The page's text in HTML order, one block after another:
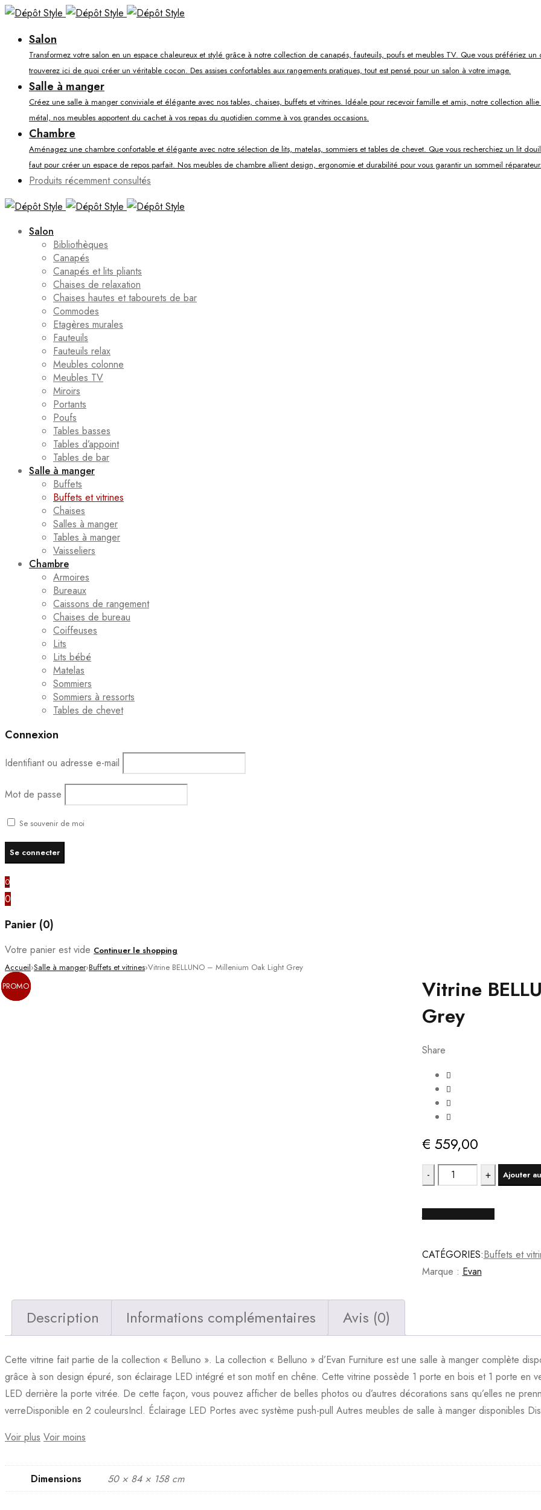
Salon
Transformez votre salon en un espace chaleureux et stylé grâce à notre collection de canapés, fauteuils, poufs et meubles TV. Que vous préfériez
trouverez ici de quoi créer un véritable cocon. Des assises confortables aux rangements pratiques, tout est pensé pour un salon à votre image.
Salle à manger
Créez une salle à manger conviviale et élégante avec nos tables, chaises, buffets et vitrines. Idéale pour recevoir famille et amis, notre collection
métal, nos meubles apportent du cachet à vos repas du quotidien comme à vos grandes occasions.
Chambre
Aménagez une chambre confortable et élégante avec notre sélection de lits, matelas, sommiers et tables de chevet. Que vous recherchiez un lit
faut pour créer un espace de repos parfait. Nos meubles de chambre allient design, ergonomie et durabilité pour vous garantir un sommeil réparateur.
Produits récemment consultés
Salon
Bibliothèques
Canapés
Canapés et lits pliants
Chaises de relaxation
Chaises hautes et tabourets de bar
Commodes
Etagères murales
Fauteuils
Fauteuils relax
Meubles colonne
Meubles TV
Miroirs
Portants
Poufs
Tables basses
Tables d’appoint
Tables de bar
Salle à manger
Buffets
Buffets et vitrines
Chaises
Salles à manger
Tables à manger
Vaisseliers
Chambre
Armoires
Bureaux
Caissons de rangement
Chaises de bureau
Coiffeuses
Lits
Lits bébé
Matelas
Sommiers
Sommiers à ressorts
Tables de chevet
Connexion
Identifiant ou adresse e-mail
Mot de passe
Se souvenir de moi
0
0
Panier (0)
Votre panier est vide Continuer le shopping
Accueil›Salle à manger›Buffets et vitrines›Vitrine BELLUNO – Millenium Oak Light Grey
Vitrine
Grey
Share
€ 559,00
quantité
de
Vitrine
BELLUNO
Millenium
Oak
Ajouter
CATÉGORIES:Buffets et
Marque : Evan
Description Informations complémentaires Avis (0)
Cette vitrine fait partie de la collection « Belluno ». La collection « Belluno » d’Evan Furniture est une salle à manger complète
grâce à son design épuré, son éclairage LED intégré et son motif en chêne. Cette vitrine possède 1 porte en bois et 1 porte en
LED derrière la porte vitrée. De cette façon, vous pouvez afficher de belles photos ou d’autres décorations sans qu’elles ne
verreDisponible en 2 couleursIncl. Éclairage LED Portes avec système push-pull Autres meubles de salle à manger disponibles
Voir plus Voir moins
Dimensions 50 × 84 × 158 cm
PROMO
PROMO
PROMO